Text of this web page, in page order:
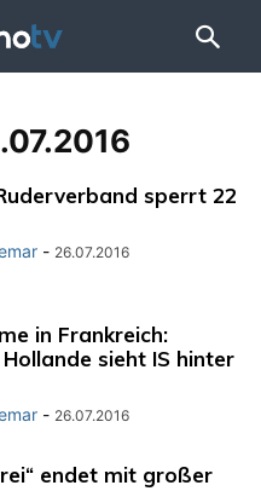
sperrt 22
- 26.07.2016
in Frankreich:
sieht IS hinter
- 26.07.2016
endet mit großer